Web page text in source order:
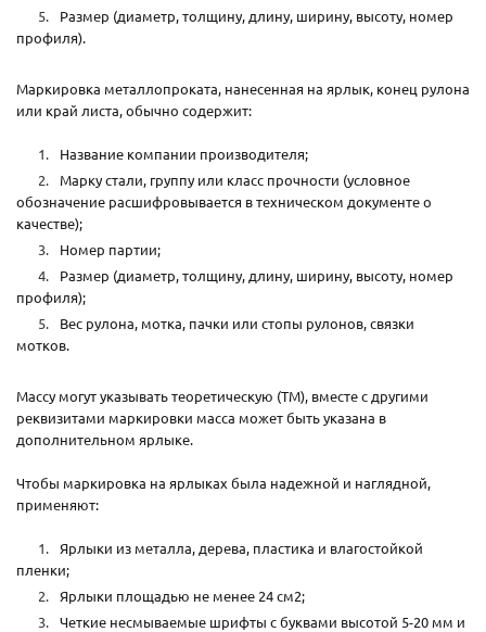
Размер (диаметр, толщину, длину, ширину, высоту, номер
профиля).
Маркировка металлопроката, нанесенная на ярлык, конец рулона
или край листа, обычно содержит:
Название компании производителя;
Марку стали, группу или класс прочности (условное
обозначение расшифровывается в техническом документе о
качестве);
Номер партии;
Размер (диаметр, толщину, длину, ширину, высоту, номер
профиля);
Вес рулона, мотка, пачки или стопы рулонов, связки
мотков.
Массу могут указывать теоретическую (ТМ), вместе с другими
реквизитами маркировки масса может быть указана в
дополнительном ярлыке.
Чтобы маркировка на ярлыках была надежной и наглядной,
применяют:
Ярлыки из металла, дерева, пластика и влагостойкой
пленки;
Ярлыки площадью не менее 24 см2;
Четкие несмываемые шрифты с буквами высотой 5-20 мм и